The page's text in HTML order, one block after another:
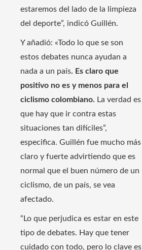
estaremos del lado de la limpieza
del deporte”, indicó Guillén.
Y añadió: «Todo lo que se son
estos debates nunca ayudan a
nada a un país. Es claro que
positivo no es y menos para el
ciclismo colombiano. La verdad es
que hay que ir contra estas
situaciones tan difíciles”,
especifica. Guillén fue mucho más
claro y fuerte advirtiendo que es
normal que el buen número de un
ciclismo, de un país, se vea
afectado.
“Lo que perjudica es estar en este
tipo de debates. Hay que tener
cuidado con todo, pero lo clave es